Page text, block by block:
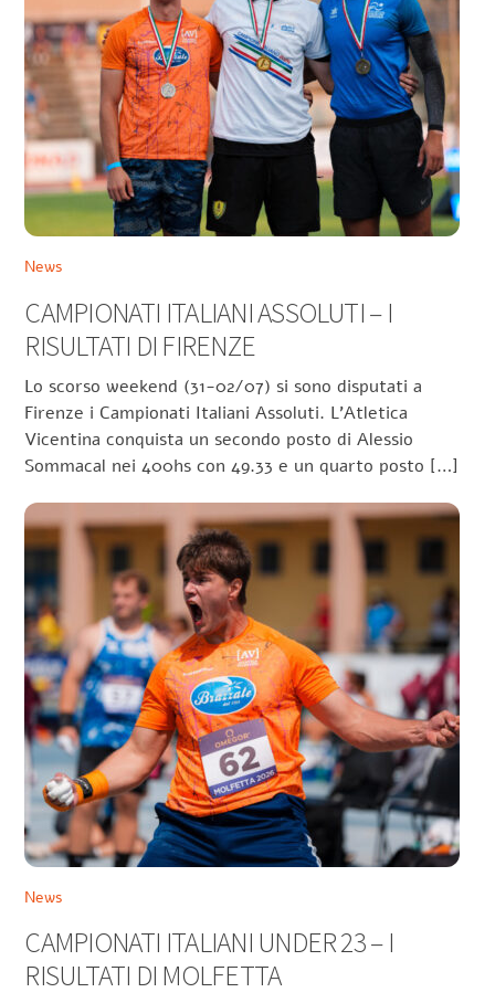
News
CAMPIONATI ITALIANI ASSOLUTI – I
RISULTATI DI FIRENZE
Lo scorso weekend (31-02/07) si sono disputati a
Firenze i Campionati Italiani Assoluti. L’Atletica
Vicentina conquista un secondo posto di Alessio
Sommacal nei 400hs con 49.33 e un quarto posto […]
News
CAMPIONATI ITALIANI UNDER 23 – I
RISULTATI DI MOLFETTA